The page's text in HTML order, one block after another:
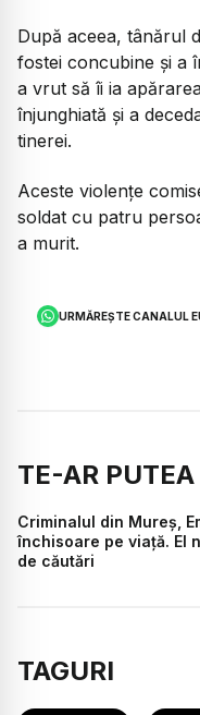
După aceea, tânărul
fostei concubine și a
a vrut să îi ia
înjunghiată și a
tinerei.
Aceste violențe
soldat cu patru
a murit.
URMĂREȘTE CANALUL
TE-AR
Criminalul din Mureș,
închisoare pe viață. El
de căutări
TAGURI